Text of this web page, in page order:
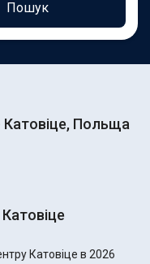
Пошук
Катовіце, Польща
Катовіце в 2026